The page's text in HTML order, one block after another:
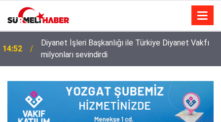
14:52
Diyanet İşleri Başkanlığı ile Türkiye Diyanet Vakfı
milyonları sevindirdi